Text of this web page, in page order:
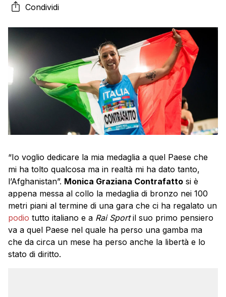
Paralimpiadi e ha dedicato la medaglia al Paese caduto
Condividi
“Io voglio dedicare la mia medaglia a quel Paese che
mi ha tolto qualcosa ma in realtà mi ha dato tanto,
l’Afghanistan”. Monica Graziana Contrafatto si è
appena messa al collo la medaglia di bronzo nei 100
metri piani al termine di una gara che ci ha regalato un
podio tutto italiano e a Rai Sportil suo primo pensiero
va a quel Paese nel quale ha perso una gamba ma
che da circa un mese ha perso anche la libertà e lo
stato di diritto.